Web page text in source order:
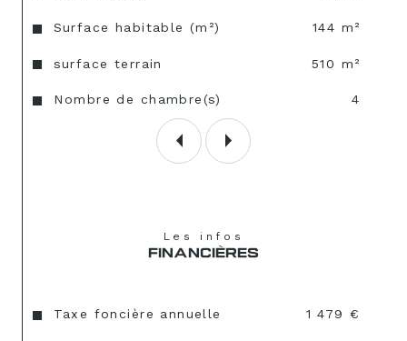
Surface habitable (m²) 144 m²
surface terrain 510 m²
Nombre de chambre(s) 4
Les infos
FINANCIÈRES
Taxe foncière annuelle 1 479 €